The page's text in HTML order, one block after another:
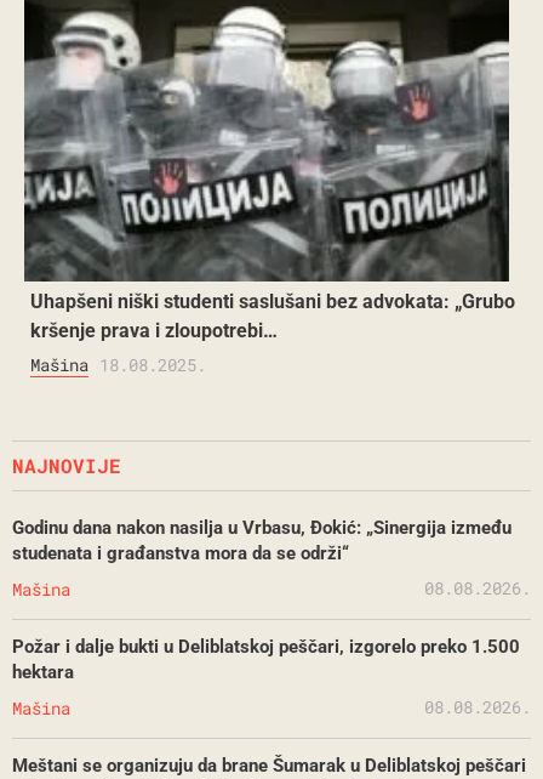
Uhapšeni niški studenti saslušani bez advokata: „Grubo
kršenje prava i zloupotrebi…
Mašina 18.08.2025.
NAJNOVIJE
Godinu dana nakon nasilja u Vrbasu, Đokić: „Sinergija između
studenata i građanstva mora da se održi“
Mašina 08.08.2026.
Požar i dalje bukti u Deliblatskoj peščari, izgorelo preko 1.500
hektara
Mašina 08.08.2026.
Meštani se organizuju da brane Šumarak u Deliblatskoj peščari